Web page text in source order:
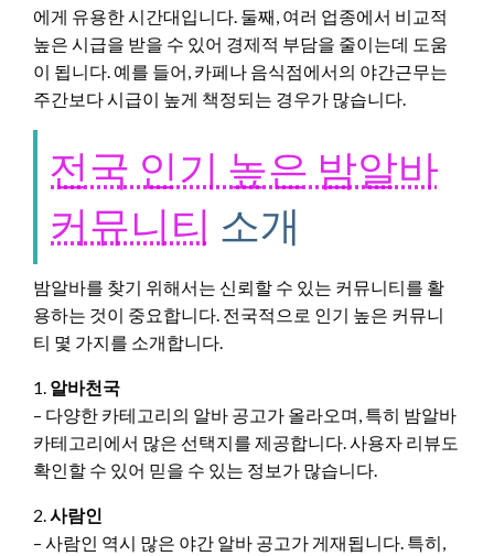
에게 유용한 시간대입니다. 둘째, 여러 업종에서 비교적
높은 시급을 받을 수 있어 경제적 부담을 줄이는데 도움
이 됩니다. 예를 들어, 카페나 음식점에서의 야간근무는
주간보다 시급이 높게 책정되는 경우가 많습니다.
전국 인기 높은 밤알바
커뮤니티 소개
밤알바를 찾기 위해서는 신뢰할 수 있는 커뮤니티를 활
용하는 것이 중요합니다. 전국적으로 인기 높은 커뮤니
티 몇 가지를 소개합니다.
1. 알바천국
– 다양한 카테고리의 알바 공고가 올라오며, 특히 밤알바
카테고리에서 많은 선택지를 제공합니다. 사용자 리뷰도
확인할 수 있어 믿을 수 있는 정보가 많습니다.
2. 사람인
– 사람인 역시 많은 야간 알바 공고가 게재됩니다. 특히,